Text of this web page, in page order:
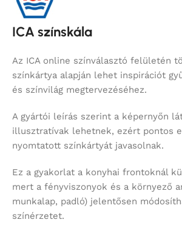
ICA színskála
Az ICA online színválasztó felületén
színkártya alapján lehet inspirációt
és színvilág megtervezéséhez.
A gyártói leírás szerint a képernyőn
illusztratívak lehetnek, ezért pontos
nyomtatott színkártyát javasolnak.
Ez a gyakorlat a konyhai frontoknál
mert a fényviszonyok és a környező
munkalap, padló) jelentősen
színérzetet.